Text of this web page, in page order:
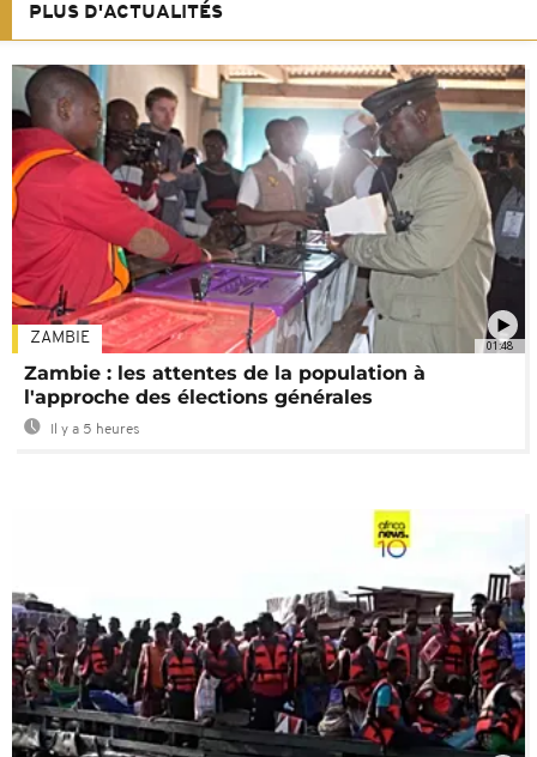
PLUS D'ACTUALITÉS
01:48
ZAMBIE
Zambie : les attentes de la population à
l'approche des élections générales
Il y a 5 heures